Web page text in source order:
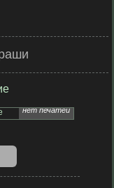
нет печатей